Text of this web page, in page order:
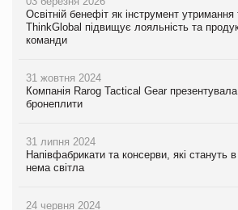
Освітній бенефіт як інструмент утримання
ThinkGlobal підвищує лояльність та
команди
31 жовтня 2024
Компанія Rarog Tactical Gear презентувала
бронеплити
31 липня 2024
Напівфабрикати та консерви, які стануть
нема світла
24 червня 2024